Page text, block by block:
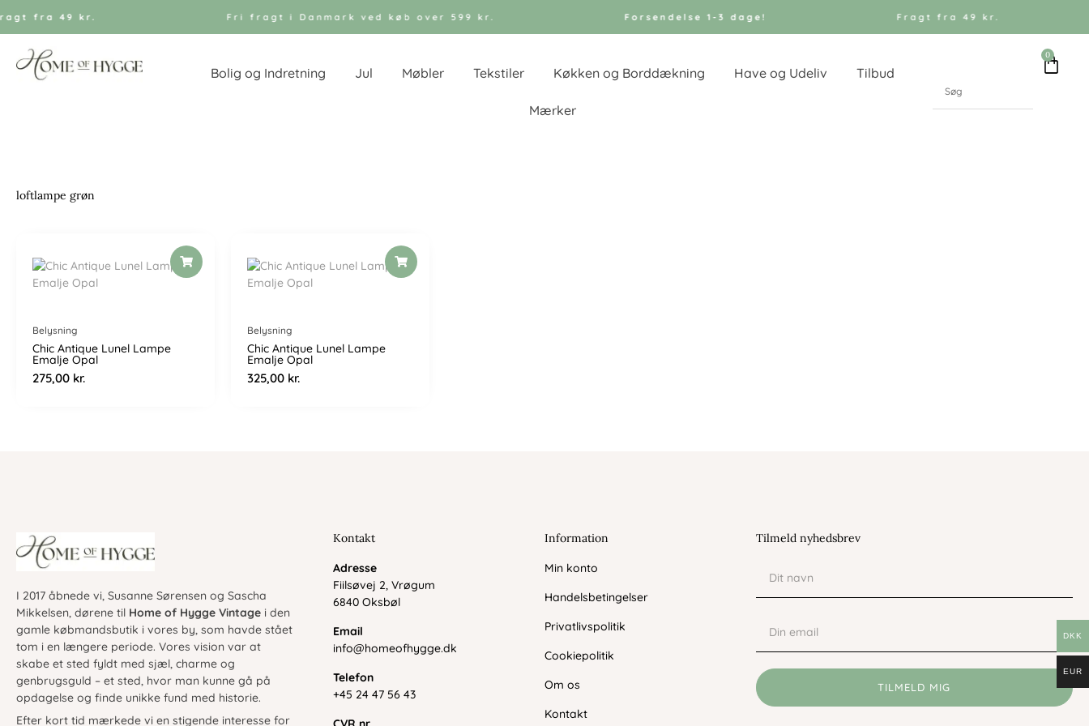
til
fra 49 kr. Fri fragt i Danmark ved køb over 599 kr. Forsendelse 1-3 dage! Fragt fra 49 kr.
Bolig og Indretning Jul Møbler Tekstiler Køkken og Borddækning Have og Udeliv Tilbud
Mærker
0
Kurv
loftlampe grøn
Belysning
Chic Antique Lunel Lampe
Emalje Opal
275,00 kr.
Belysning
Chic Antique Lunel Lampe
Emalje Opal
325,00 kr.
I 2017 åbnede vi, Susanne Sørensen og Sascha
Mikkelsen, dørene til Home of Hygge Vintage i den
gamle købmandsbutik i vores by, som havde stået
tom i en længere periode. Vores vision var at
skabe et sted fyldt med sjæl, charme og
genbrugsguld – et sted, hvor man kunne gå på
opdagelse og finde unikke fund med historie.
Efter kort tid mærkede vi en stigende interesse for
Kontakt
Adresse
Fiilsøvej 2, Vrøgum
6840 Oksbøl
Email
info@homeofhygge.dk
Telefon
+45 24 47 56 43
Information
Min konto
Handelsbetingelser
Privatlivspolitik
Cookiepolitik
Om os
Kontakt
Tilmeld nyhedsbrev
navn
email
TILMELD MIG
DKK
EUR